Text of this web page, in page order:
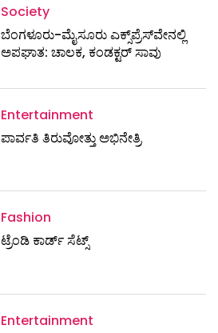
Society
ಬೆಂಗಳೂರು-ಮೈಸೂರು ಎಕ್ಸ್​ಪ್ರೆಸ್‌ವೇನಲ್ಲಿ
ಅಪಘಾತ: ಚಾಲಕ, ಕಂಡಕ್ಟರ್ ಸಾವು
Entertainment
ಪಾರ್ವತಿ ತಿರುವೋತ್ತು ಅಭಿನೇತ್ರಿ
Fashion
ಟ್ರೆಂಡಿ ಕಾರ್ಡ್‌ ಸೆಟ್ಸ್
Entertainment